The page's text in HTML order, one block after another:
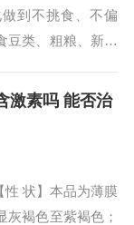
到不挑食、不偏
豆类、粗粮、新鲜
活习惯良好的生
到很好的恢复。但
激素吗 能否治
状】本品为薄膜
灰褐色至紫褐色；